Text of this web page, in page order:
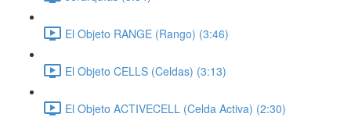
El Objeto RANGE (Rango) (3:46)
El Objeto CELLS (Celdas) (3:13)
El Objeto ACTIVECELL (Celda Activa) (2:30)